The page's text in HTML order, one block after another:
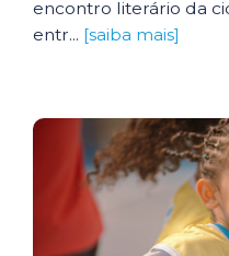
encontro literário da
entr... [saiba mais]